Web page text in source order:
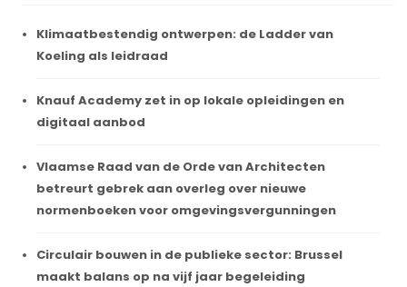
Klimaatbestendig ontwerpen: de Ladder van
Koeling als leidraad
Knauf Academy zet in op lokale opleidingen en
digitaal aanbod
Vlaamse Raad van de Orde van Architecten
betreurt gebrek aan overleg over nieuwe
normenboeken voor omgevingsvergunningen
Circulair bouwen in de publieke sector: Brussel
maakt balans op na vijf jaar begeleiding